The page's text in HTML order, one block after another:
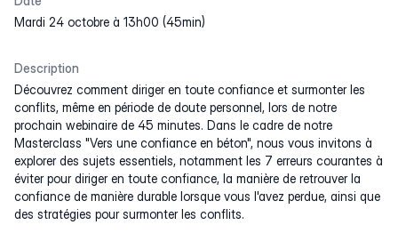
mardi 24 octobre à 13h00 (45min)
Description
Découvrez comment diriger en toute confiance et surmonter les
conflits, même en période de doute personnel, lors de notre
prochain webinaire de 45 minutes. Dans le cadre de notre
Masterclass "Vers une confiance en béton", nous vous invitons à
explorer des sujets essentiels, notamment les 7 erreurs courantes à
éviter pour diriger en toute confiance, la manière de retrouver la
confiance de manière durable lorsque vous l'avez perdue, ainsi que
des stratégies pour surmonter les conflits.